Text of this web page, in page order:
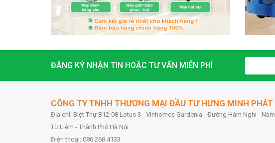
ĐĂNG KÝ NHẬN TIN HOẶC TƯ VẤN MIỄN PHÍ
CÔNG TY TNHH THƯƠNG MẠI ĐẦU TƯ HƯNG MINH PHÁT
Địa chỉ: Biệt Thự B12-08 Lotus 3 - Vinhomes Gardenia - Đường Hàm Nghi - Nam
Từ Liêm - Thành Phố Hà Nội
Điện thoại: 086.268.4133